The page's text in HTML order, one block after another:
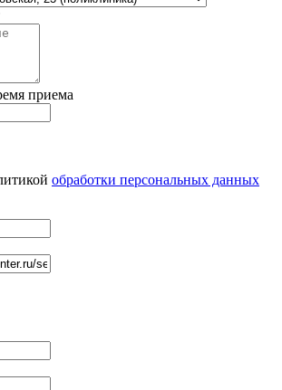
приема
обработки персональных данных